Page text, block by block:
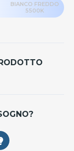
BIANCO FREDDO
5500K